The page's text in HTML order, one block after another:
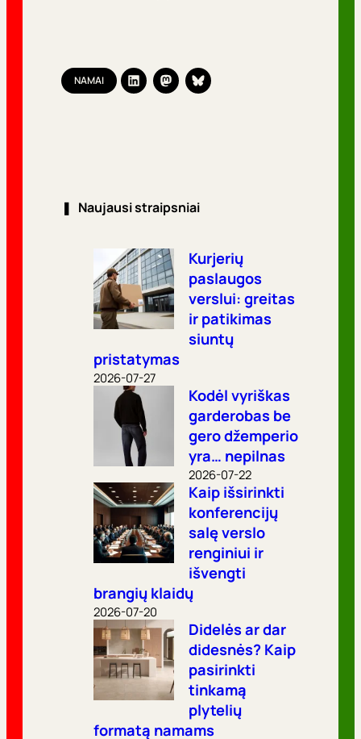
NAMAI
❚ Naujausi straipsniai
Kurjerių
paslaugos
verslui: greitas
ir patikimas
siuntų
pristatymas
2026-07-27
Kodėl vyriškas
garderobas be
gero džemperio
yra… nepilnas
2026-07-22
Kaip išsirinkti
konferencijų
salę verslo
renginiui ir
išvengti
brangių klaidų
2026-07-20
Didelės ar dar
didesnės? Kaip
pasirinkti
tinkamą
plytelių
formatą namams